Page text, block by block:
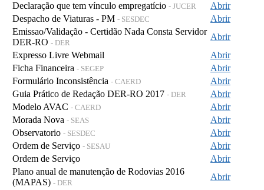
Declaração que tem vínculo empregatício - JUCER
Abrir
Despacho de Viaturas - PM - SESDEC
Abrir
Emissao/Validação - Certidão Nada Consta Servidor
DER-RO - DER
Abrir
Expresso Livre Webmail
Abrir
Ficha Financeira - SEGEP
Abrir
Formulário Inconsistência - CAERD
Abrir
Guia Prático de Redação DER-RO 2017 - DER
Abrir
Modelo AVAC - CAERD
Abrir
Morada Nova - SEAS
Abrir
Observatorio - SESDEC
Abrir
Ordem de Serviço - SESAU
Abrir
Ordem de Serviço
Abrir
Plano anual de manutenção de Rodovias 2016
(MAPAS) - DER
Abrir